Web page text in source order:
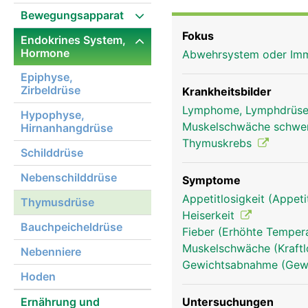
Bewegungsapparat
Endokrines System,
Hormone
Epiphyse,
Zirbeldrüse
Hypophyse,
Hirnanhangdrüse
Schilddrüse
Nebenschilddrüse
Thymusdrüse
Bauchpeicheldrüse
Nebenniere
Hoden
Ernährung und
Abwehrzellen - die T-
und auf ihre Aufgabe
Lymphknoten und die
anderem das
unterstützen. Schon
"Lebensenergie"
Fokus
Abwehrsystem oder
Krankheitsbilder
Lymphome,
Muskelschwäche
Thymuskrebs
Symptome
Appetitlosigkeit
Heiserkeit
Fieber (Erhöhte
Muskelschwäche
Gewichtsabnahme
Untersuchungen